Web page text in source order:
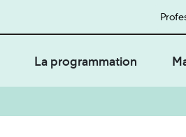
La programmation